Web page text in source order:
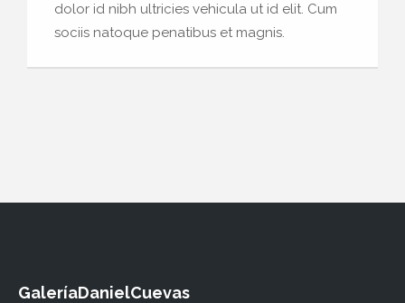
dolor id nibh ultricies vehicula ut id elit. Cum
sociis natoque penatibus et magnis.
GaleríaDanielCuevas